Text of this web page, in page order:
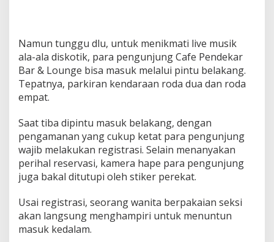
Namun tunggu dlu, untuk menikmati live musik
ala-ala diskotik, para pengunjung Cafe Pendekar
Bar & Lounge bisa masuk melalui pintu belakang.
Tepatnya, parkiran kendaraan roda dua dan roda
empat.
Saat tiba dipintu masuk belakang, dengan
pengamanan yang cukup ketat para pengunjung
wajib melakukan registrasi. Selain menanyakan
perihal reservasi, kamera hape para pengunjung
juga bakal ditutupi oleh stiker perekat.
Usai registrasi, seorang wanita berpakaian seksi
akan langsung menghampiri untuk menuntun
masuk kedalam.